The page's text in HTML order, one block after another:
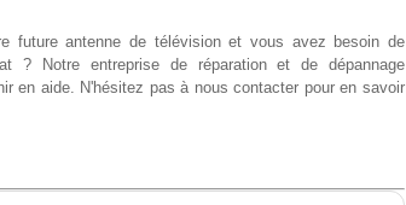
future antenne de télévision et vous avez besoin de
? Notre entreprise de réparation et de dépannage
en aide. N'hésitez pas à nous contacter pour en savoir